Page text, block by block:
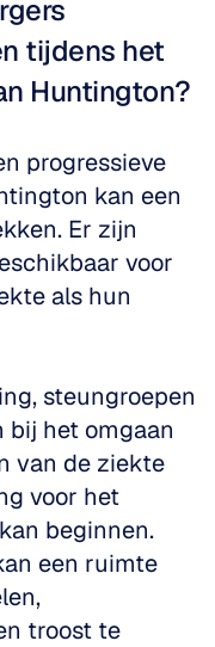
tijdens het
Huntington?
progressieve
kan een
Er zijn
voor
als hun
steungroepen
bij het omgaan
van de ziekte
voor het
beginnen.
een ruimte
troost te